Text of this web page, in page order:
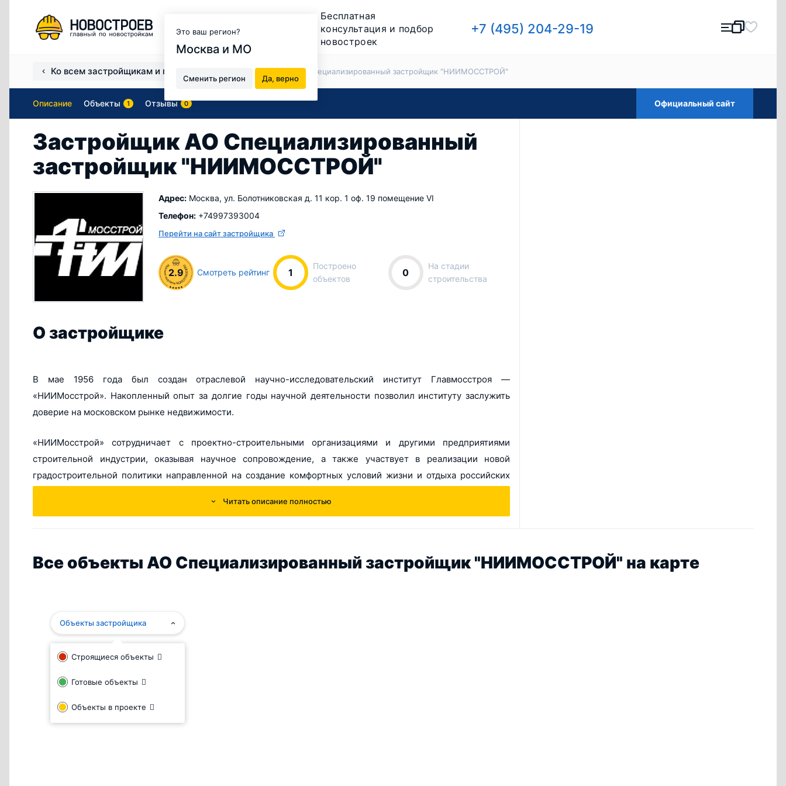
Это ваш регион?
Москва и МО
Сменить регион Да, верно
Бесплатная
консультация и подбор
новостроек
+7 (495) 204-29-19
Ко всем застройщикам и продавцам Застройщики АО Специализированный застройщик "НИИМОССТРОЙ"
Описание Объекты 1 Отзывы 0 Официальный сайт
Застройщик АО Специализированный
застройщик "НИИМОССТРОЙ"
Адрес: Москва, ул. Болотниковская д. 11 кор. 1 оф. 19 помещение VI
Телефон: +74997393004
Перейти на сайт застройщика
2.9 Смотреть рейтинг 1
Построено
объектов
0
На стадии
строительства
О застройщике
В мае 1956 года был создан отраслевой научно-исследовательский институт Главмосстроя —
«НИИМосстрой». Накопленный опыт за долгие годы научной деятельности позволил институту заслужить
доверие на московском рынке недвижимости.
«НИИМосстрой» сотрудничает с проектно-строительными организациями и другими предприятиями
строительной индустрии, оказывая научное сопровождение, а также участвует в реализации новой
градостроительной политики направленной на создание комфортных условий жизни и отдыха российских
Читать описание полностью
Все объекты АО Специализированный застройщик "НИИМОССТРОЙ" на карте
Объекты застройщика
Строящиеся объекты
Готовые объекты
Объекты в проекте